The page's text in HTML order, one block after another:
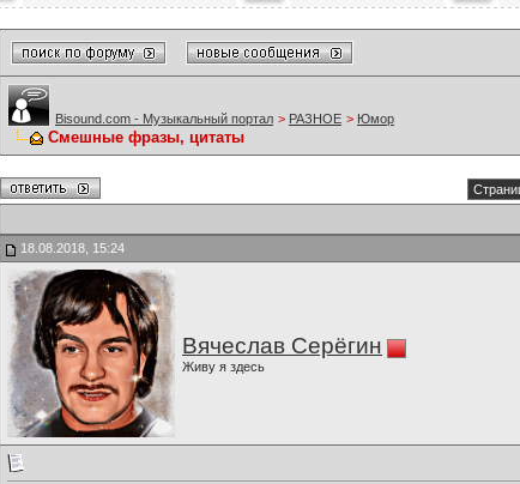
Bisound.com - Музыкальный портал > РАЗНОЕ > Юмор
Смешные фразы, цитаты
18.08.2018, 15:24
Вячеслав Серёгин
Живу я здесь